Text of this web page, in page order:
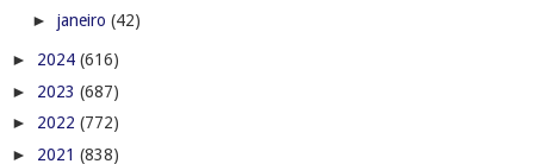
► janeiro (42)
► 2024 (616)
► 2023 (687)
► 2022 (772)
► 2021 (838)